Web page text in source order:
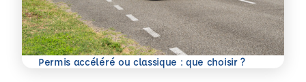
Permis accéléré ou classique : que choisir ?
En savoir plus